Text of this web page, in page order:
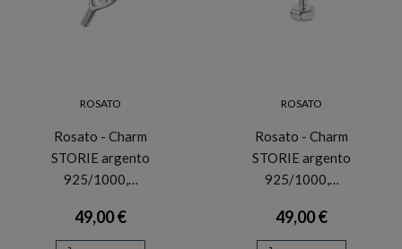
ROSATO
Rosato - Charm
STORIE argento
925/1000,…
49,00 €
ROSATO
Rosato - Charm
STORIE argento
925/1000,…
49,00 €